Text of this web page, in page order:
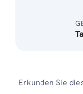
Erkunden Sie